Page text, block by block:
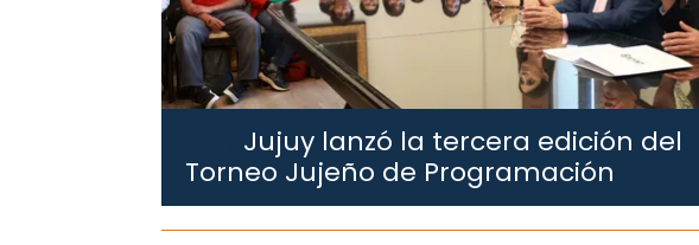
Jujuy lanzó la tercera edición del
Torneo Jujeño de Programación